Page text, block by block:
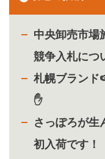
中央卸売市場
競争入札につ
札幌ブランド
✋
さっぽろが生
初入荷です！